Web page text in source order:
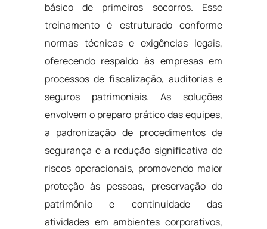
básico de primeiros socorros. Esse
treinamento é estruturado conforme
normas técnicas e exigências legais,
oferecendo respaldo às empresas em
processos de fiscalização, auditorias e
seguros patrimoniais. As soluções
envolvem o preparo prático das equipes,
a padronização de procedimentos de
segurança e a redução significativa de
riscos operacionais, promovendo maior
proteção às pessoas, preservação do
patrimônio e continuidade das
atividades em ambientes corporativos,